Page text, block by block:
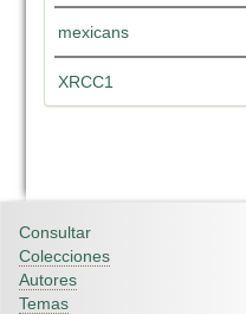
mexicans
XRCC1
Consultar
Colecciones
Autores
Temas